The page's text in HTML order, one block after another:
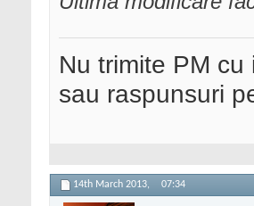
Nu trimite PM
sau raspunsuri
14th March 2013, 07:34